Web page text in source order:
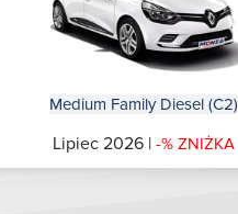
Medium Family Diesel (C2)
Lipiec 2026 | -% ZNIŻKA